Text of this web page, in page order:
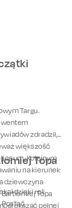
Targu.
zdradził,
większość
liceum. Kolejnym
na kierunek
dziewczyna
Topa
okazać pełnej
Topa
dzięki roli
Postać